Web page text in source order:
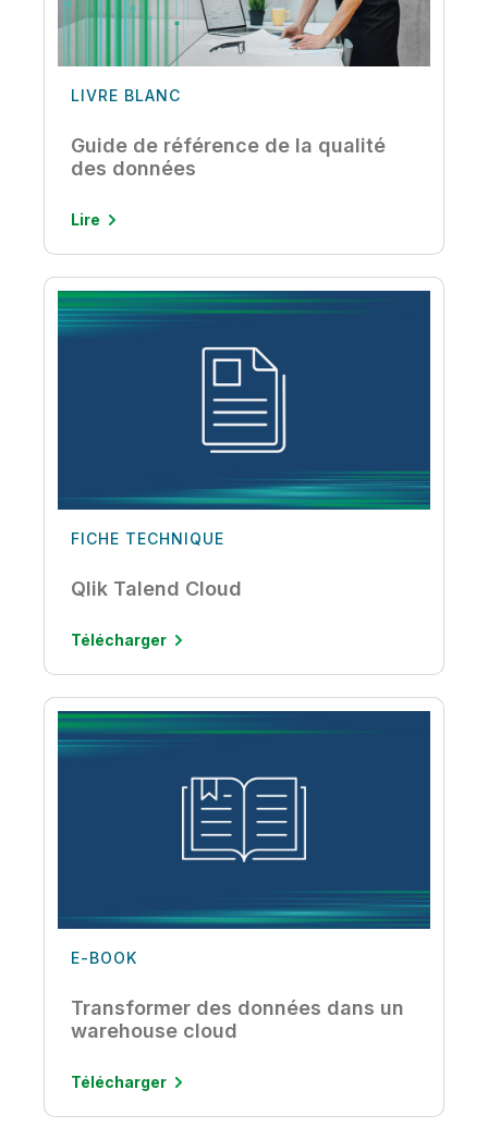
LIVRE BLANC
Guide de référence de la qualité
des données
Lire
FICHE TECHNIQUE
Qlik Talend Cloud
Télécharger
E-BOOK
Transformer des données dans un
warehouse cloud
Télécharger